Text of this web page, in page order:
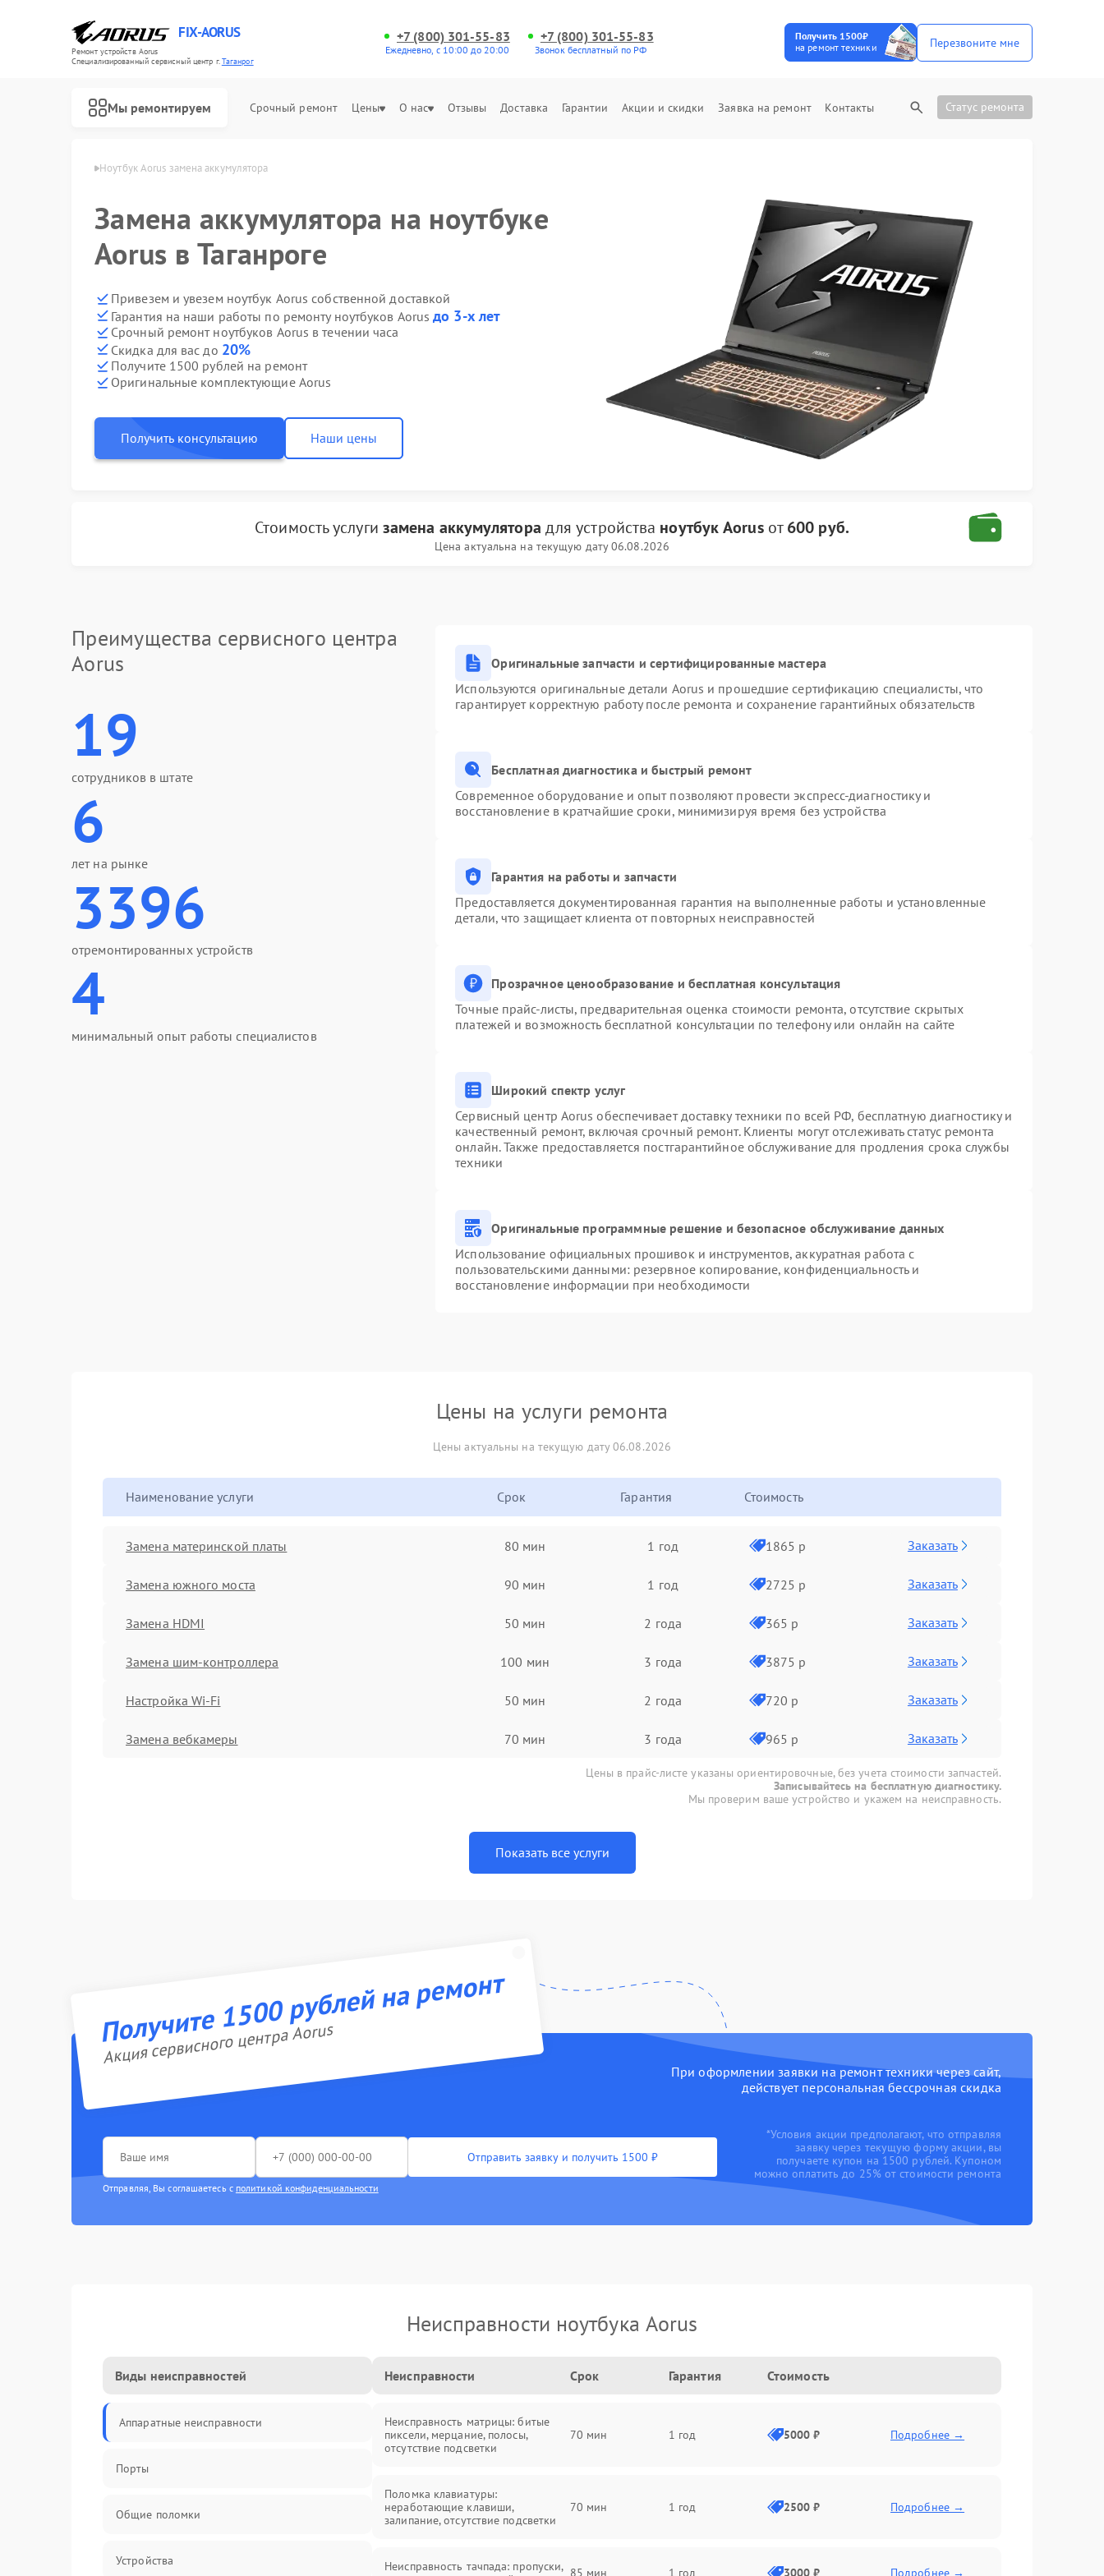
FIX-AORUS
Ремонт устройств Aorus
Специализированный cервисный центр г.Таганрог
+7 (800) 301-55-83
Ежедневно, с 10:00 до 20:00
+7 (800) 301-55-83
Звонок бесплатный по РФ
Получить 1500₽
на ремонт техники
Перезвоните мне
Мы ремонтируем Срочный ремонт Цены О нас Отзывы Доставка Гарантии Акции и скидки Заявка на ремонт Контакты Статус ремонта
Aorus в Таганроге Ноутбук Aorus замена аккумулятора
Замена аккумулятора на ноутбуке
Aorus в Таганроге
Привезем и увезем ноутбук Aorus собственной доставкой
Гарантия на наши работы по ремонту ноутбуков Aorusдо 3-х лет
Срочный ремонт ноутбуков Aorus в течении часа
Скидка для вас до 20%
Получите 1500 рублей на ремонт
Оригинальные комплектующие Aorus
Получить консультацию Наши цены
Стоимость услуги замена аккумулятора для устройства ноутбук Aorusот600 руб.
Цена актуальна на текущую дату 06.08.2026
Преимущества сервисного центра
Aorus
19
сотрудников в штате
6
лет на рынке
3396
отремонтированных устройств
4
минимальный опыт работы специалистов
Оригинальные запчасти и сертифицированные мастера
Используются оригинальные детали Aorus и прошедшие сертификацию специалисты, что
гарантирует корректную работу после ремонта и сохранение гарантийных обязательств
Бесплатная диагностика и быстрый ремонт
Современное оборудование и опыт позволяют провести экспресс-диагностику и
восстановление в кратчайшие сроки, минимизируя время без устройства
Гарантия на работы и запчасти
Предоставляется документированная гарантия на выполненные работы и установленные
детали, что защищает клиента от повторных неисправностей
Прозрачное ценообразование и бесплатная консультация
Точные прайс-листы, предварительная оценка стоимости ремонта, отсутствие скрытых
платежей и возможность бесплатной консультации по телефону или онлайн на сайте
Широкий спектр услуг
Сервисный центр Aorus обеспечивает доставку техники по всей РФ, бесплатную диагностику и
качественный ремонт, включая срочный ремонт. Клиенты могут отслеживать статус ремонта
онлайн. Также предоставляется постгарантийное обслуживание для продления срока службы
техники
Оригинальные программные решение и безопасное обслуживание данных
Использование официальных прошивок и инструментов, аккуратная работа с
пользовательскими данными: резервное копирование, конфиденциальность и
восстановление информации при необходимости
Цены на услуги ремонта
Цены актуальны на текущую дату 06.08.2026
Наименование услуги Срок Гарантия Стоимость
Замена материнской платы 80 мин 1 год 1865 р Заказать
Замена южного моста 90 мин 1 год 2725 р Заказать
Замена HDMI 50 мин 2 года 365 р Заказать
Замена шим-контроллера 100 мин 3 года 3875 р Заказать
Настройка Wi-Fi 50 мин 2 года 720 р Заказать
Замена вебкамеры 70 мин 3 года 965 р Заказать
Цены в прайс-листе указаны ориентировочные, без учета стоимости запчастей.
Записывайтесь на бесплатную диагностику.
Мы проверим ваше устройство и укажем на неисправность.
Показать все услуги
Получите 1500 рублей на ремонт
Акция сервисного центра Aorus
При оформлении заявки на ремонт техники через сайт,
действует персональная бессрочная скидка
Отправить заявку и получить 1500 ₽
Отправляя, Вы соглашаетесь с политикой конфиденциальности
*Условия акции предполагают, что отправляя
заявку через текущую форму акции, вы
получаете купон на 1500 рублей. Купоном
можно оплатить до 25% от стоимости ремонта
Неисправности ноутбука Aorus
Виды неисправностей
Аппаратные неисправности
Порты
Общие поломки
Устройства
Неисправности Срок Гарантия Стоимость
Неисправность матрицы: битые
пиксели, мерцание, полосы,
отсутствие подсветки
70 мин 1 год 5000 ₽ Подробнее →
Поломка клавиатуры:
неработающие клавиши,
залипание, отсутствие подсветки
70 мин 1 год 2500 ₽ Подробнее →
Неисправность тачпада: пропуски, 85 мин 1 год 3000 ₽ Подробнее →